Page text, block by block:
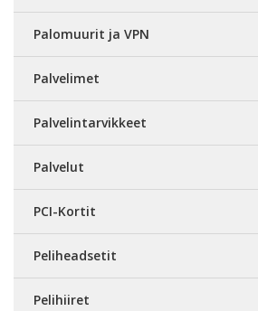
Palomuurit ja VPN
Palvelimet
Palvelintarvikkeet
Palvelut
PCI-Kortit
Peliheadsetit
Pelihiiret